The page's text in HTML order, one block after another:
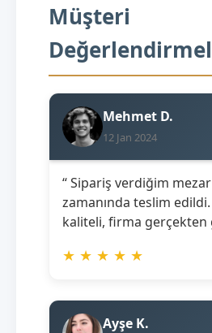
Müşteri
Mehmet D.
12 Jan 2024
“ Sipariş verdiğim
zamanında teslim
kaliteli, firma gerçekten
★ ★ ★ ★ ★
Ayşe K.